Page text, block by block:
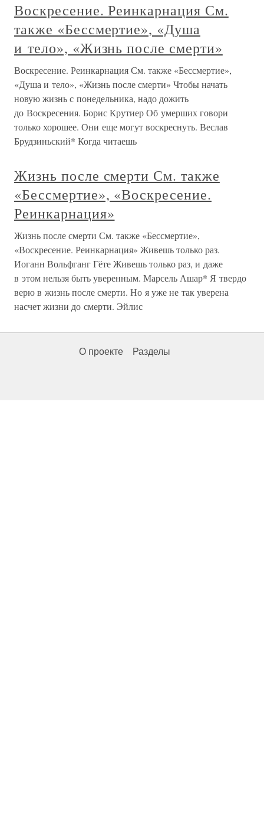
Воскресение. Реинкарнация См.
также «Бессмертие», «Душа
и тело», «Жизнь после смерти»
Воскресение. Реинкарнация См. также «Бессмертие»,
«Душа и тело», «Жизнь после смерти» Чтобы начать
новую жизнь с понедельника, надо дожить
до Воскресения. Борис Крутиер Об умерших говори
только хорошее. Они еще могут воскреснуть. Веслав
Брудзиньский* Когда читаешь
Жизнь после смерти См. также
«Бессмертие», «Воскресение.
Реинкарнация»
Жизнь после смерти См. также «Бессмертие»,
«Воскресение. Реинкарнация» Живешь только раз.
Иоганн Вольфганг Гёте Живешь только раз, и даже
в этом нельзя быть уверенным. Марсель Ашар* Я твердо
верю в жизнь после смерти. Но я уже не так уверена
насчет жизни до смерти. Эйлис
О проекте Разделы